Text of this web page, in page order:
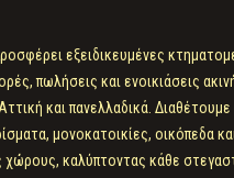
εξειδικευμένες
πωλήσεις και ενοικιάσεις
και πανελλαδικά.
μονοκατοικίες, οικόπεδα
χώρους, καλύπτοντας κάθε